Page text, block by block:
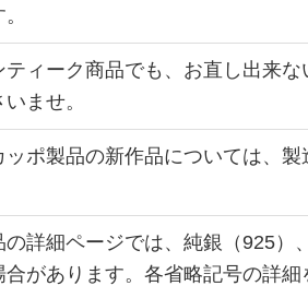
ィーク商品でも、お直し出来な
ませ。
ポ製品の新作品については、製
詳細ページでは、純銀（925）
合があります。各省略記号の詳